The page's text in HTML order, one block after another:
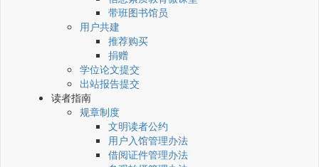
带班图书馆员
用户共建
推荐购买
捐赠
学位论文提交
出站报告提交
读者指南
规章制度
文明读者公约
用户入馆管理办法
借阅证件管理办法